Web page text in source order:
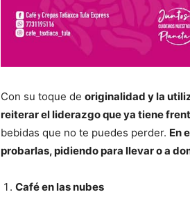
Con su toque de originalidad y la
reiterar el liderazgo que ya tiene
bebidas que no te puedes perder. En
probarlas, pidiendo para llevar o a
Café en las nubes